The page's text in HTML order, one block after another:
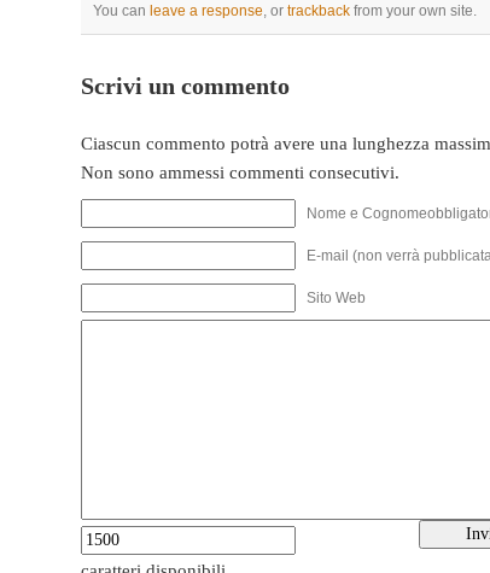
You can leave a response , or trackback from your own site.
Scrivi un commento
Ciascun commento potrà avere una lunghezza
Non sono ammessi commenti consecutivi.
Nome e
E-mail (non verrà
Sito Web